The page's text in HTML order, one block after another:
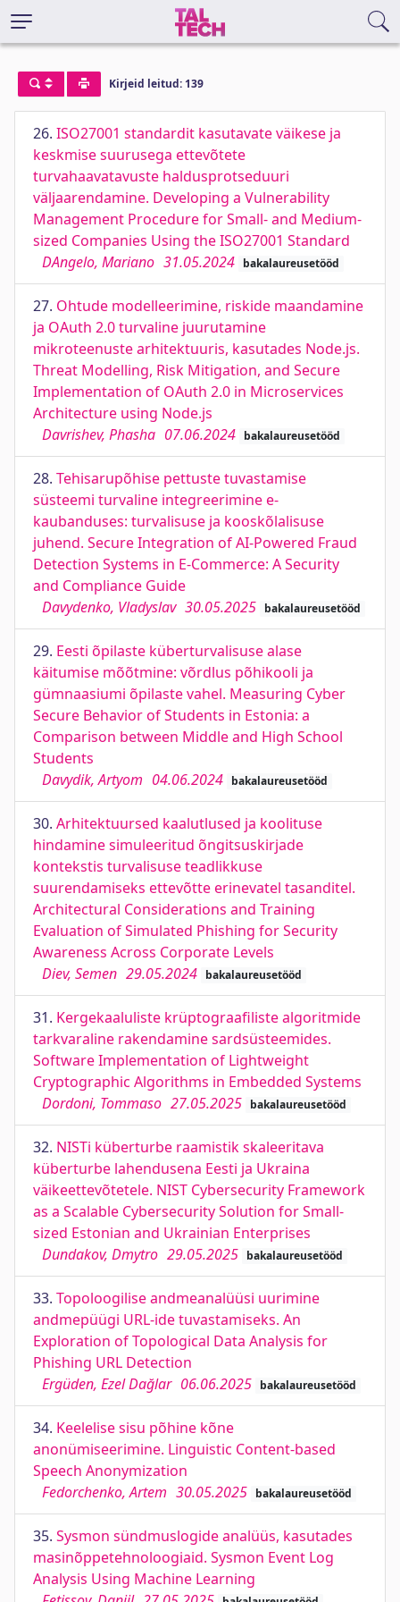
Kirjeid leitud: 139
26. ISO27001 standardit kasutavate väikese ja
keskmise suurusega ettevõtete
turvahaavatavuste haldusprotseduuri
väljaarendamine. Developing a Vulnerability
Management Procedure for Small- and Medium-
sized Companies Using the ISO27001 Standard
DAngelo, Mariano 31.05.2024 bakalaureusetööd
27. Ohtude modelleerimine, riskide maandamine
ja OAuth 2.0 turvaline juurutamine
mikroteenuste arhitektuuris, kasutades Node.js.
Threat Modelling, Risk Mitigation, and Secure
Implementation of OAuth 2.0 in Microservices
Architecture using Node.js
Davrishev, Phasha 07.06.2024 bakalaureusetööd
28. Tehisarupõhise pettuste tuvastamise
süsteemi turvaline integreerimine e-
kaubanduses: turvalisuse ja kooskõlalisuse
juhend. Secure Integration of AI-Powered Fraud
Detection Systems in E-Commerce: A Security
and Compliance Guide
Davydenko, Vladyslav 30.05.2025 bakalaureusetööd
29. Eesti õpilaste küberturvalisuse alase
käitumise mõõtmine: võrdlus põhikooli ja
gümnaasiumi õpilaste vahel. Measuring Cyber
Secure Behavior of Students in Estonia: a
Comparison between Middle and High School
Students
Davydik, Artyom 04.06.2024 bakalaureusetööd
30. Arhitektuursed kaalutlused ja koolituse
hindamine simuleeritud õngitsuskirjade
kontekstis turvalisuse teadlikkuse
suurendamiseks ettevõtte erinevatel tasanditel.
Architectural Considerations and Training
Evaluation of Simulated Phishing for Security
Awareness Across Corporate Levels
Diev, Semen 29.05.2024 bakalaureusetööd
31. Kergekaaluliste krüptograafiliste algoritmide
tarkvaraline rakendamine sardsüsteemides.
Software Implementation of Lightweight
Cryptographic Algorithms in Embedded Systems
Dordoni, Tommaso 27.05.2025 bakalaureusetööd
32. NISTi küberturbe raamistik skaleeritava
küberturbe lahendusena Eesti ja Ukraina
väikeettevõtetele. NIST Cybersecurity Framework
as a Scalable Cybersecurity Solution for Small-
sized Estonian and Ukrainian Enterprises
Dundakov, Dmytro 29.05.2025 bakalaureusetööd
33. Topoloogilise andmeanalüüsi uurimine
andmepüügi URL-ide tuvastamiseks. An
Exploration of Topological Data Analysis for
Phishing URL Detection
Ergüden, Ezel Dağlar 06.06.2025 bakalaureusetööd
34. Keelelise sisu põhine kõne
anonümiseerimine. Linguistic Content-based
Speech Anonymization
Fedorchenko, Artem 30.05.2025 bakalaureusetööd
35. Sysmon sündmuslogide analüüs, kasutades
masinõppetehnoloogiaid. Sysmon Event Log
Analysis Using Machine Learning